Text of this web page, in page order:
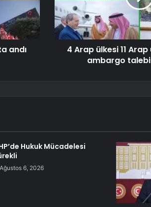
andı
4 Arap ülkesi 11
ambargo
Hukuk Mücadelesi
Ağustos 6, 2026